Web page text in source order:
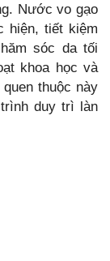
Nước vo gạo
hiện, tiết kiệm
sóc da tối
khoa học và
thuộc này
duy trì làn